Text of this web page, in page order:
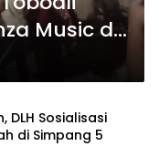
Music di
DLH Sosialisasi
di Simpang 5